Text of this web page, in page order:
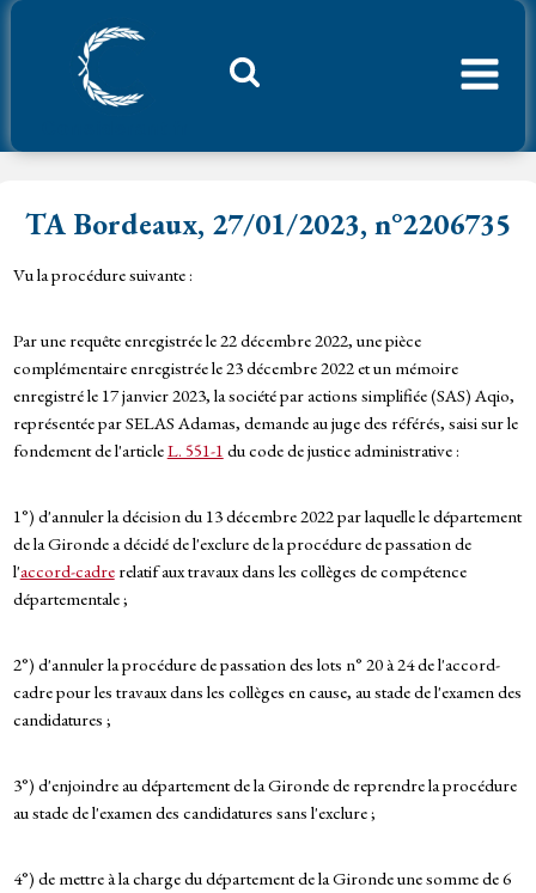
Aller
TA Bordeaux, 27/01/2023, n°2206735
Vu la procédure suivante :
Par une requête enregistrée le 22 décembre 2022, une pièce
complémentaire enregistrée le 23 décembre 2022 et un mémoire
enregistré le 17 janvier 2023, la société par actions simplifiée (SAS) Aqio,
représentée par SELAS Adamas, demande au juge des référés, saisi sur le
fondement de l'articleL. 551-1 du code de justice administrative :
1°) d'annuler la décision du 13 décembre 2022 par laquelle le département
de la Gironde a décidé de l'exclure de la procédure de passation de
l'accord-cadrerelatif aux travaux dans les collèges de compétence
départementale ;
2°) d'annuler la procédure de passation des lots n° 20 à 24 de l'accord-
cadre pour les travaux dans les collèges en cause, au stade de l'examen des
candidatures ;
3°) d'enjoindre au département de la Gironde de reprendre la procédure
au stade de l'examen des candidatures sans l'exclure ;
4°) de mettre à la charge du département de la Gironde une somme de 6